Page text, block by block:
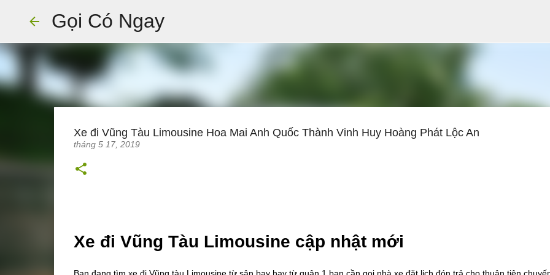
Gọi Có Ngay
Xe đi Vũng Tàu Limousine Hoa Mai Anh Quốc Thành Vinh Huy Hoàng Phát Lộc An
tháng 5 17, 2019
Xe đi Vũng Tàu Limousine cập nhật mới
Bạn đang tìm xe đi Vũng tàu Limousine từ sân bay hay từ quận 1 bạn cần gọi nhà xe đặt lịch đón trả cho thuận tiện